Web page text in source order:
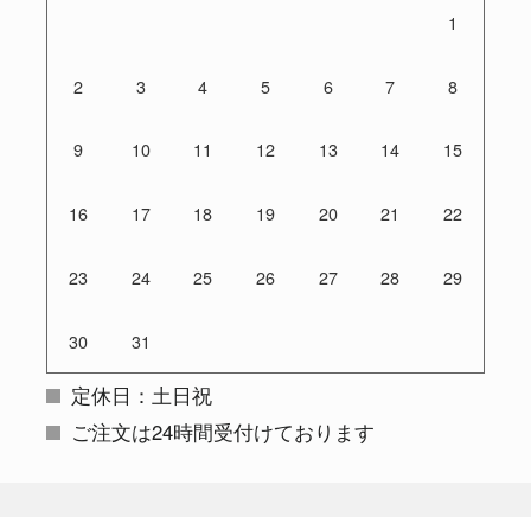
1
2 3 4 5 6 7 8
9 10 11 12 13 14 15
16 17 18 19 20 21 22
23 24 25 26 27 28 29
30 31
定休日：土日祝
ご注文は24時間受付けております